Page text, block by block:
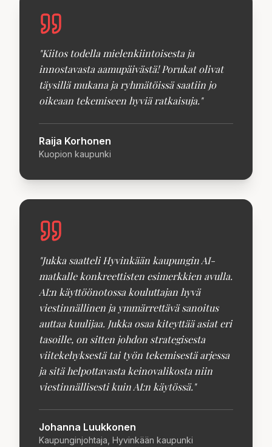
"Kiitos todella mielenkiintoisesta ja
innostavasta aamupäivästä! Porukat olivat
täysillä mukana ja ryhmätöissä saatiin jo
oikeaan tekemiseen hyviä ratkaisuja."
Raija Korhonen
Kuopion kaupunki
"Jukka saatteli Hyvinkään kaupungin AI-
matkalle konkreettisten esimerkkien avulla.
AI:n käyttöönotossa kouluttajan hyvä
viestinnällinen ja ymmärrettävä sanoitus
auttaa kuulijaa. Jukka osaa kiteyttää asiat eri
tasoille, on sitten johdon strategisesta
viitekehyksestä tai työn tekemisestä arjessa
ja sitä helpottavasta keinovalikosta niin
viestinnällisesti kuin AI:n käytössä."
Johanna Luukkonen
Kaupunginjohtaja, Hyvinkään kaupunki